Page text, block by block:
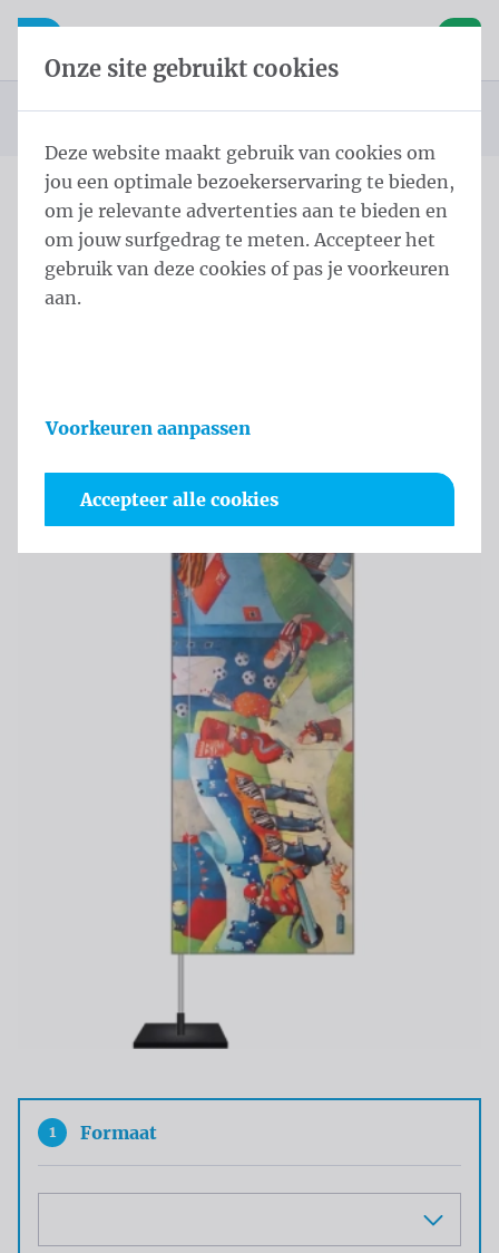
Inhoud overslaan
Taalkeuze overslaan
Open mobiele navigatie
Startpagina
Producten
Beachvlaggen
Beachsquare Beachsquare
Beachsquare
Productinformatie
1 Formaat
Onze site gebruikt cookies
Deze website maakt gebruik van cookies om
jou een optimale bezoekerservaring te bieden,
om je relevante advertenties aan te bieden en
om jouw surfgedrag te meten. Accepteer het
gebruik van deze cookies of pas je voorkeuren
aan.
Voorkeuren aanpassen
Accepteer alle cookies